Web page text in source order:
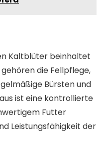
Kaltblüter beinhaltet
die Fellpflege,
Bürsten und
ist eine kontrollierte
Futter
Leistungsfähigkeit der